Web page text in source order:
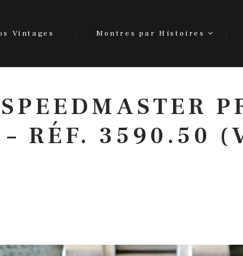
Vintages Montres par Histoires
RÉF. 3590.50